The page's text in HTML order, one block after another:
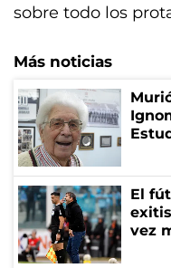
sobre todo los
Más noticias
El
vez